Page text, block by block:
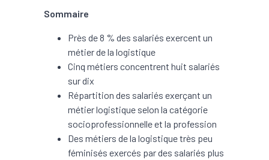
Sommaire
Près de 8 % des salariés exercent un
métier de la logistique
Cinq métiers concentrent huit salariés
sur dix
Répartition des salariés exerçant un
métier logistique selon la catégorie
socioprofessionnelle et la profession
Des métiers de la logistique très peu
féminisés exercés par des salariés plus